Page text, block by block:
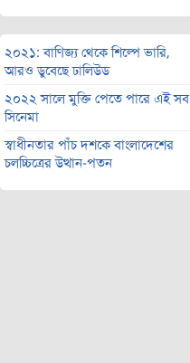
২০২১: বাণিজ্য থেকে শিল্পে ভারি,
আরও ডুবেছে ঢালিউড
২০২২ সালে মুক্তি পেতে পারে এই সব
সিনেমা
স্বাধীনতার পাঁচ দশকে বাংলাদেশের
চলচ্চিত্রের উত্থান-পতন